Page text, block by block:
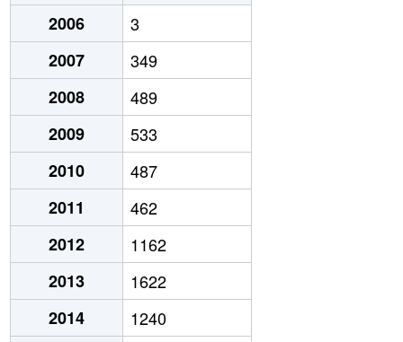
2006
3
2007
349
2008
489
2009
533
2010
487
2011
462
2012
1162
2013
1622
2014
1240